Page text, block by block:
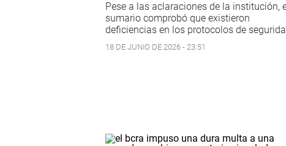
Pese a las aclaraciones de la institución,
sumario comprobó que existieron
deficiencias en los protocolos de
18 DE JUNIO DE 2026 - 23:51